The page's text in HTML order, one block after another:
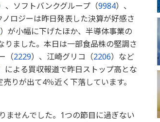
、ソフトバンクグループ（9984）、
ロジーは昨日発表した決算が好感さ
）が小幅に下げたほか、半導体事業の
りました。本日は一部食品株の堅調さ
（2229）、江崎グリコ（2206）など
による買収報道で昨日ストップ高とな
りが出て4％近く下落しています。
ませんでした。1つの節目に過ぎない